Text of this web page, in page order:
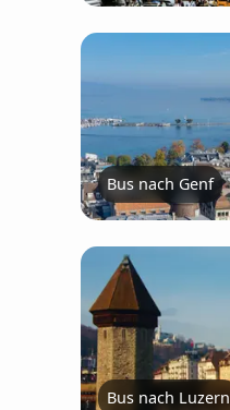
Bus nach Genf
Bus nach Luzern